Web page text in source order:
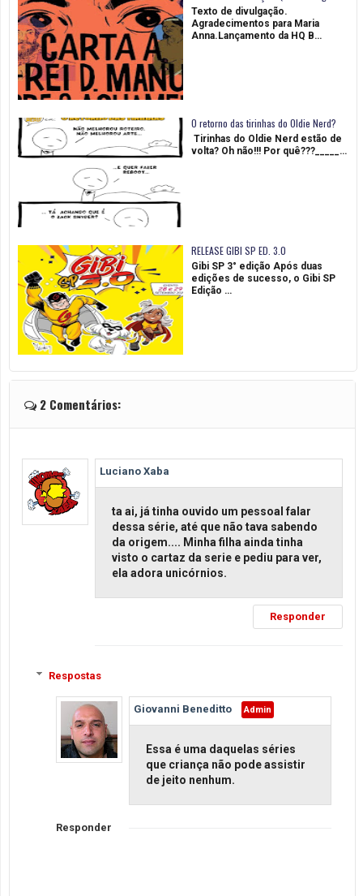
Texto de divulgação.
Agradecimentos para Maria
Anna.Lançamento da HQ B…
O retorno das tirinhas do Oldie Nerd?
Tirinhas do Oldie Nerd estão de
volta? Oh não!!! Por quê???_____…
RELEASE GIBI SP ED. 3.0
Gibi SP 3° edição Após duas
edições de sucesso, o Gibi SP
Edição …
2 Comentários:
Luciano Xaba
ta ai, já tinha ouvido um pessoal falar
dessa série, até que não tava sabendo
da origem.... Minha filha ainda tinha
visto o cartaz da serie e pediu para ver,
ela adora unicórnios.
Responder
Respostas
Giovanni Beneditto
Essa é uma daquelas séries
que criança não pode assistir
de jeito nenhum.
Responder